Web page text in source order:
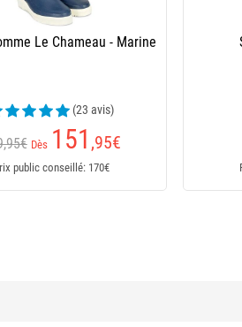
Le Chameau - Marine
(23 avis)
Dès 151 ,95€
public conseillé: 170€